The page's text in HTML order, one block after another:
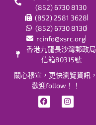
(852) 6730 8130
(852) 2581 3628
(852) 6730 8130
rcinfo@xsrc.org
香港九龍長沙灣郵政局
信箱80315號
關心穆宣，更快瀏覽資訊，
歡迎follow！！